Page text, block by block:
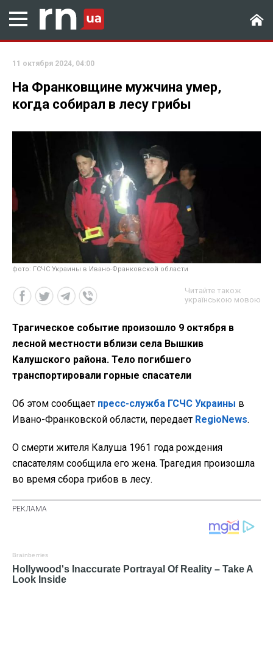
11 октября 2024, 04:00
На Франковщине мужчина умер,
когда собирал в лесу грибы
фото: ГСЧС Украины в Ивано-Франковской области
Читайте також
українською мовою
Трагическое событие произошло 9 октября в
лесной местности вблизи села Вышкив
Калушского района. Тело погибшего
транспортировали горные спасатели
Об этом сообщает пресс-служба ГСЧС Украины в
Ивано-Франковской области, передает RegioNews.
О смерти жителя Калуша 1961 года рождения
спасателям сообщила его жена. Трагедия произошла
во время сбора грибов в лесу.